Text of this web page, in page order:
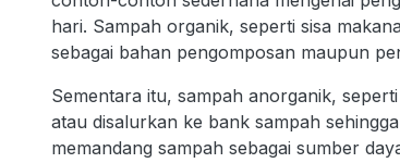
hari. Sampah organik, seperti sisa
sebagai bahan pengomposan maupun
Sementara itu, sampah anorganik,
atau disalurkan ke bank sampah
memandang sampah sebagai sumber